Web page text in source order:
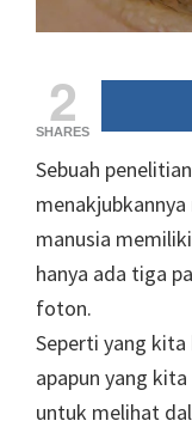
2
SHARES
Sebuah
manusia
hanya ada tiga
foton.
Seperti yang kita
apapun yang
untuk melihat